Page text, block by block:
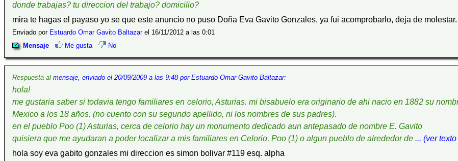
donde trabajas? tu direccion del trabajo? domicilio?
mira te hagas el payaso yo se que este anuncio no puso Doña Eva Gavito Gonzales, ya fui acomprobarlo, deja de molestar.
Enviado por Estuardo Omar Gavito Baltazarel 16/11/2012 a las 0:01
Mensaje
Me gusta No
Respuesta al mensaje, enviado el 20/09/2009 a las 9:48 por Estuardo Omar Gavito Baltazar:
hola!
me gustaria saber si todavia tengo familiares en celorio, Asturias. mi bisabuelo era originario de ahi nacio en 1882 su
Mexico a los 18 años. (no cuento con su segundo apellido, ni los nombres de sus padres).
en el pueblo Poo (1) Asturias, cerca de celorio hay un monumento dedicado aun antepasado de nombre E. Gavito
quisiera que me ayudaran a poder localizar a mis familiares en Celorio, Poo (1) o algun pueblo de alrededor de ... (ver
hola soy eva gabito gonzales mi direccion es simon bolivar #119 esq. alpha